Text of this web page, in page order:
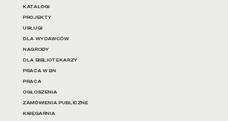
KATALOGI
PROJEKTY
USŁUGI
DLA WYDAWCÓW
NAGRODY
DLA BIBLIOTEKARZY
PRACA W BN
PRACA
OGŁOSZENIA
ZAMÓWIENIA PUBLICZNE
KSIĘGARNIA